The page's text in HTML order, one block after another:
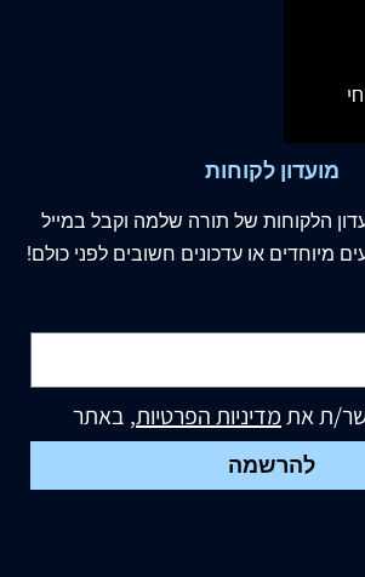
מועדון לקוחות
הלקוחות של תורה שלמה וקבל במייל
מיוחדים או עדכונים חשובים לפני כולם!
ת אתמדיניות הפרטיות, באתר
להרשמה